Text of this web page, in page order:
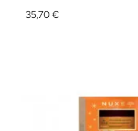
35,70 €